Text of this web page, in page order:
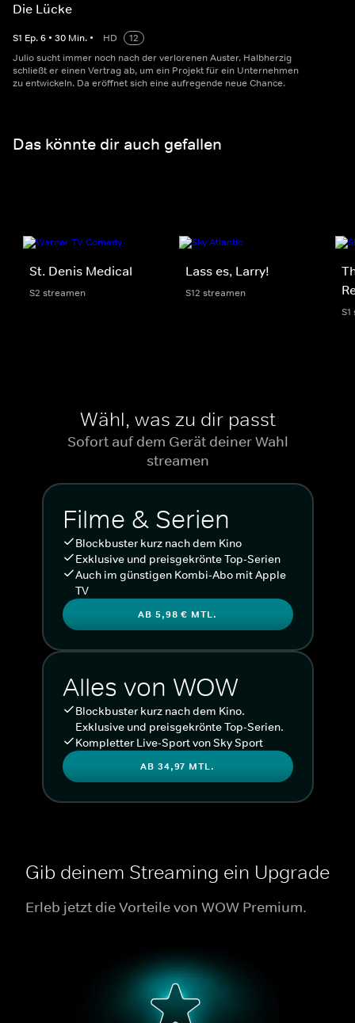
Die Lücke
S1 Ep.6 • 30 Min. • HD
12
Julio sucht immer noch nach der verlorenen Auster. Halbherzig
schließt er einen Vertrag ab, um ein Projekt für ein Unternehmen
zu entwickeln. Da eröffnet sich eine aufregende neue Chance.
Das könnte dir auch gefallen
St. Denis Medical
S2 streamen
Lass es, Larry!
S12 streamen
Wähl, was zu dir passt
Sofort auf dem Gerät deiner Wahl
streamen
Filme & Serien
Blockbuster kurz nach dem Kino
Exklusive und preisgekrönte Top-Serien
Auch im günstigen Kombi-Abo mit Apple
TV
AB 5,98 € MTL.
Alles von WOW
Blockbuster kurz nach dem Kino.
Exklusive und preisgekrönte Top-Serien.
Kompletter Live-Sport von Sky Sport
AB 34,97 MTL.
Gib deinem Streaming ein Upgrade
Erleb jetzt die Vorteile von WOW Premium.